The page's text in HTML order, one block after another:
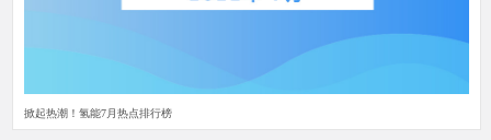
掀起热潮！氢能7月热点排行榜